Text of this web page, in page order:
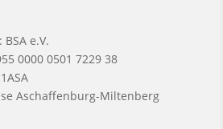
e.V.
0000 0501 7229 38
Aschaffenburg-Miltenberg